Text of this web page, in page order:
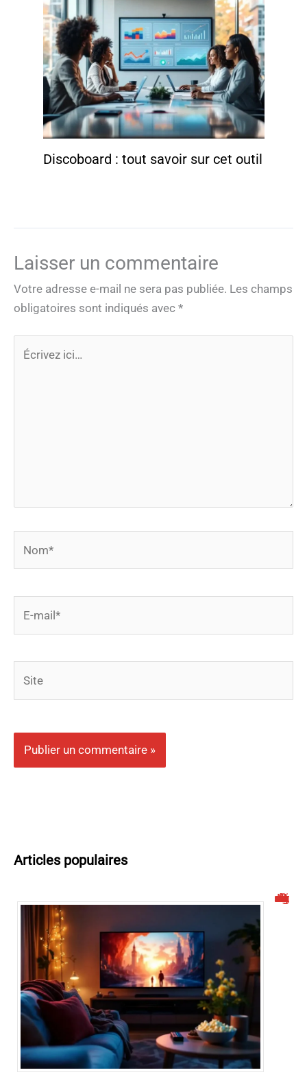
Discoboard : tout savoir sur cet outil
Laisser un commentaire
Votre adresse e-mail ne sera pas publiée. Les champs
obligatoires sont indiqués avec *
ici…
Articles populaires
Malgrim : un site de streaming à connaître